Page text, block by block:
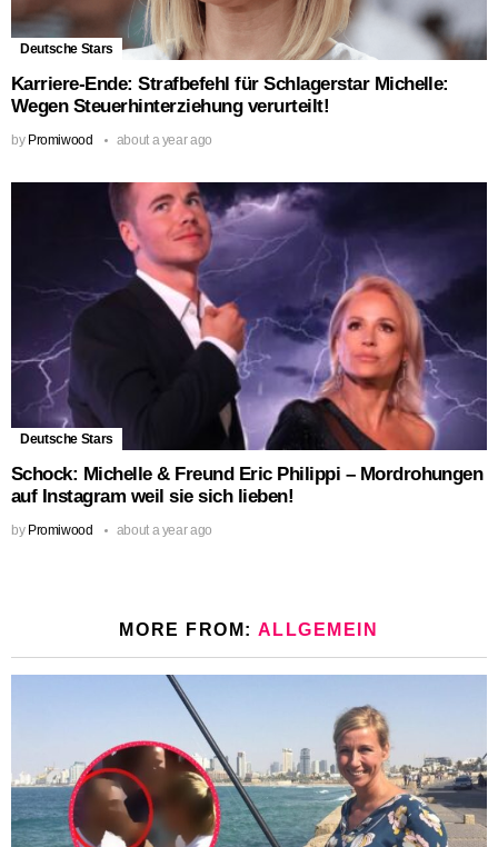
Deutsche Stars
Karriere-Ende: Strafbefehl für Schlagerstar Michelle:
Wegen Steuerhinterziehung verurteilt!
by Promiwood about a year ago
Deutsche Stars
Schock: Michelle & Freund Eric Philippi – Mordrohungen
auf Instagram weil sie sich lieben!
by Promiwood about a year ago
MORE FROM: ALLGEMEIN